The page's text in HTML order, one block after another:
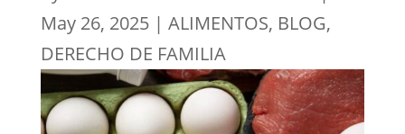
May 26, 2025| ALIMENTOS, BLOG,
DERECHO DE FAMILIA